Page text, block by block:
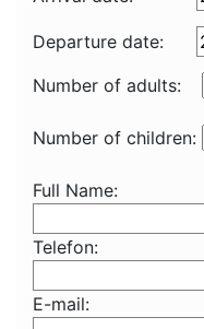
Departure date:
Number of adults:
Number of children:
Full Name:
Telefon:
E-mail: